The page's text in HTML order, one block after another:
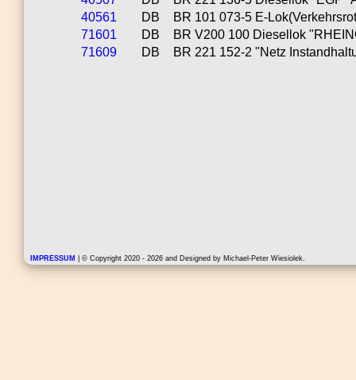
40561
DB
BR 101 073-5 E-
71601
DB
BR V200 100 Diesellok
71609
DB BR 221 152-2 "Netz
IMPRESSUM | © Copyright 2020 - 2026 and Designed by Michael-Peter Wiesiolek.